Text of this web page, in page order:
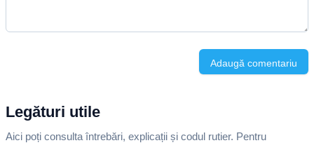
Adaugă comentariu
Legături utile
Aici poți consulta întrebări, explicații și codul rutier. Pentru